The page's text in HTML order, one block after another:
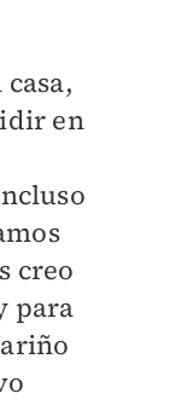
en
creo
para